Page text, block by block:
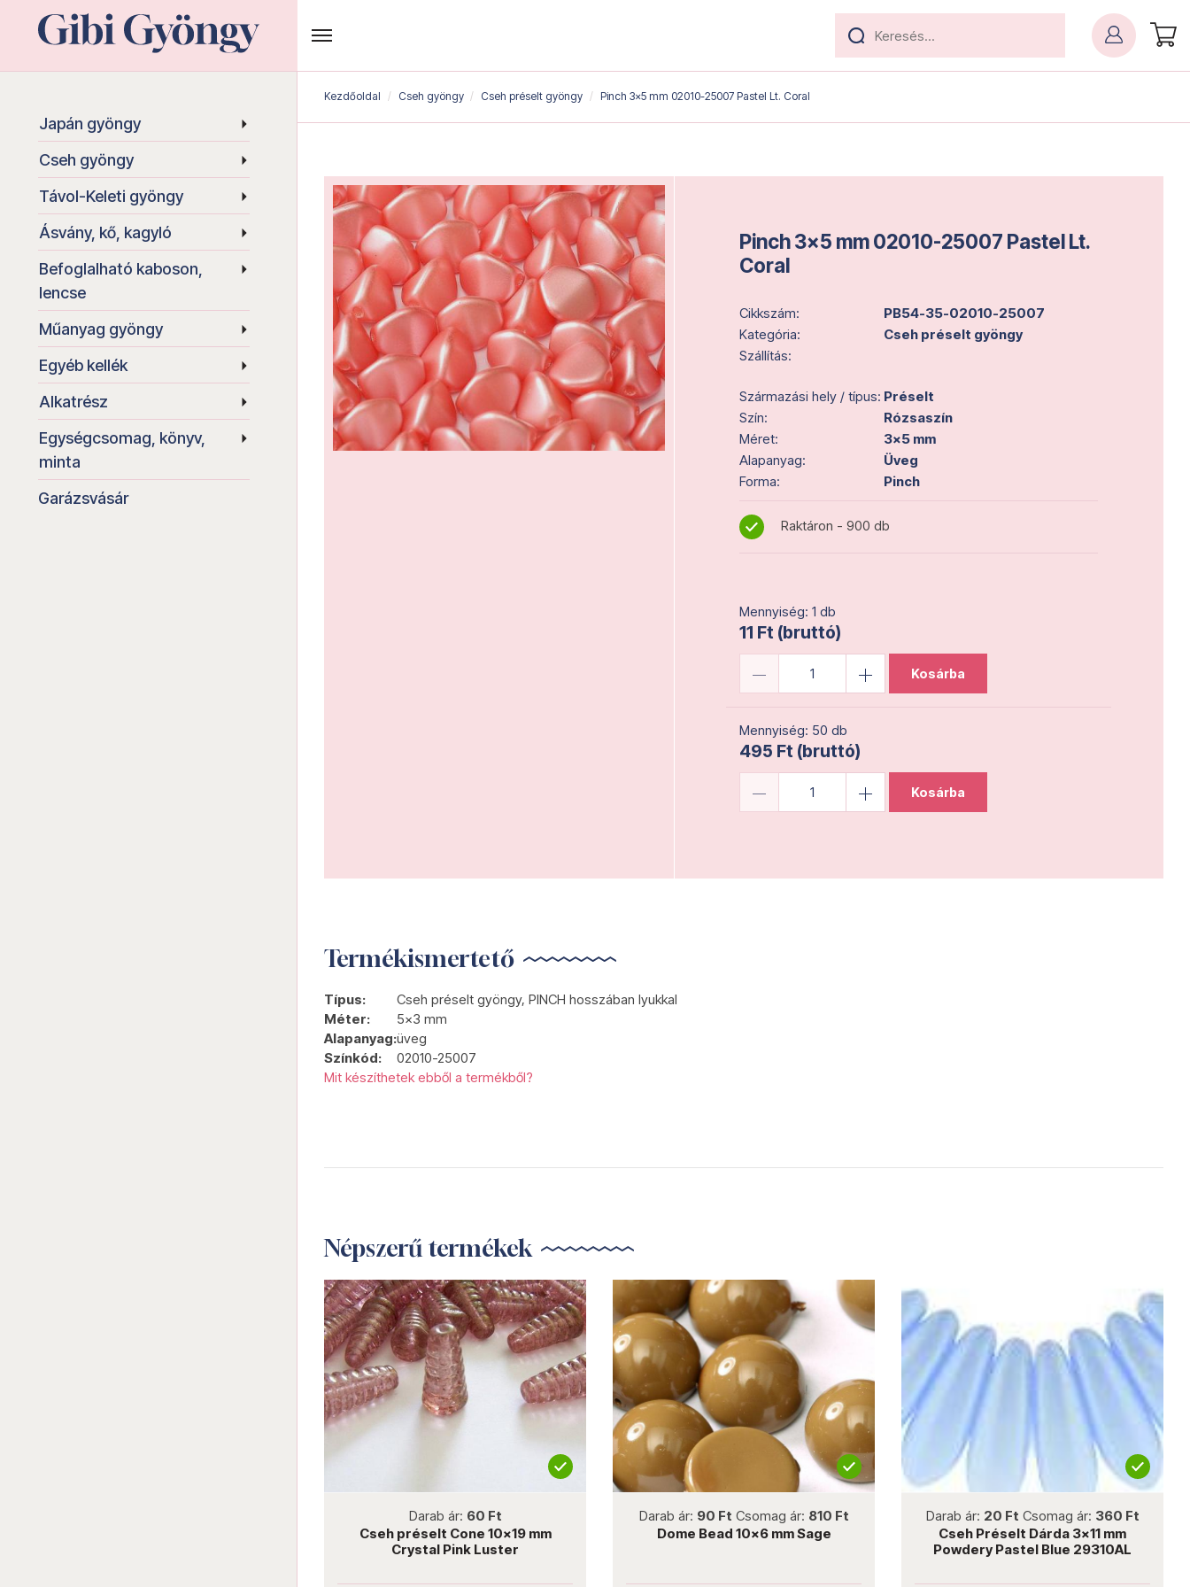
Japán gyöngy
Cseh gyöngy
Távol-Keleti gyöngy
Ásvány, kő, kagyló
Befoglalható kaboson,
lencse
Műanyag gyöngy
Egyéb kellék
Alkatrész
Egységcsomag, könyv,
minta
Garázsvásár
Kezdőoldal Cseh gyöngy Cseh préselt gyöngy Pinch 3x5 mm 02010-25007 Pastel Lt. Coral
Pinch 3x5 mm 02010-25007 Pastel Lt.
Coral
Cikkszám:
PB54-35-02010-25007
Kategória:
Cseh préselt gyöngy
Szállítás:
Származási hely / típus: Préselt
Szín:
Rózsaszín
Méret:
3x5 mm
Alapanyag:
Üveg
Forma:
Pinch
Raktáron - 900 db
Mennyiség: 1 db
11 Ft (bruttó)
Kosárba
Mennyiség: 50 db
495 Ft (bruttó)
Kosárba
Termékismertető
Típus:
Cseh préselt gyöngy, PINCH hosszában lyukkal
Méter:
5x3 mm
Alapanyag:üveg
Színkód:
02010-25007
Mit készíthetek ebből a termékből?
Népszerű termékek
Darab ár:60 Ft
Cseh préselt Cone 10x19 mm
Crystal Pink Luster
Darab ár:90 Ft Csomag ár:810 Ft
Dome Bead 10x6 mm Sage
Darab ár:20 Ft Csomag ár:360 Ft
Cseh Préselt Dárda 3x11 mm
Powdery Pastel Blue 29310AL